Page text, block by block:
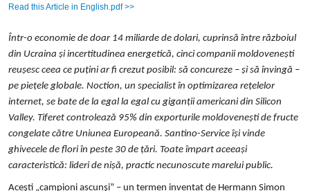
Read this Article in English.pdf >>
Într-o economie de doar 14 miliarde de dolari, cuprinsă între războiul
din Ucraina și incertitudinea energetică, cinci companii moldovenești
reușesc ceea ce puțini ar fi crezut posibil: să concureze – și să învingă –
pe piețele globale. Noction, un specialist în optimizarea rețelelor
internet, se bate de la egal la egal cu giganții americani din Silicon
Valley. Tiferet controlează 95% din exporturile moldovenești de fructe
congelate către Uniunea Europeană. Santino-Service își vinde
ghivecele de flori în peste 30 de țări. Toate împart aceeași
caracteristică: lideri de nișă, practic necunoscute marelui public.
Acești „campioni ascunși” – un termen inventat de Hermann Simon